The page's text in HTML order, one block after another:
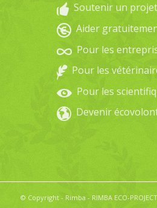
Soutenir un projet
Aider
Pour les
Pour les
Pour les
Devenir
© Copyright - Rimba - RIMBA ECO-